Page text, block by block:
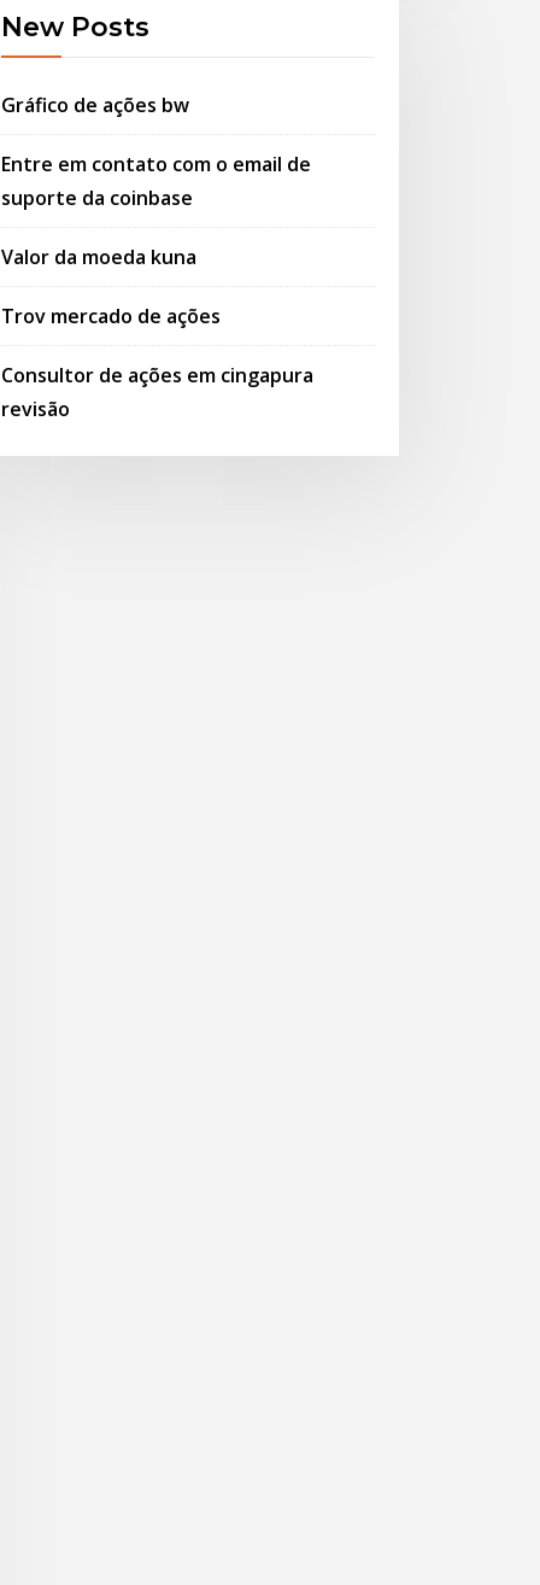
New Posts
Gráfico de ações bw
Entre em contato com o email de
suporte da coinbase
Valor da moeda kuna
Trov mercado de ações
Consultor de ações em cingapura
revisão